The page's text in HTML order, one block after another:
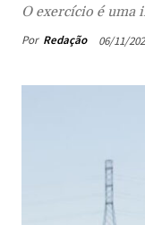
O exercício é uma
Por Redação 06/11/